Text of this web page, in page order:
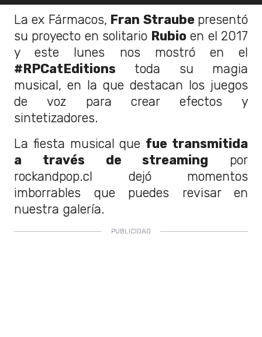
La ex Fármacos, Fran Straube presentó
su proyecto en solitario Rubio en el 2017
y este lunes nos mostró en el
#RPCatEditions toda su magia
musical, en la que destacan los juegos
de voz para crear efectos y
sintetizadores.
La fiesta musical que fue transmitida
a través de streaming por
rockandpop.cl dejó momentos
imborrables que puedes revisar en
nuestra galería.